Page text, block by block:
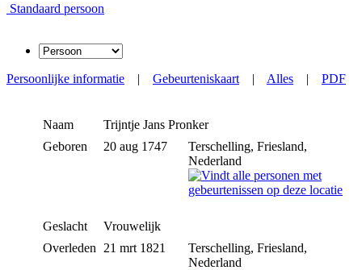
Standaard persoon
Persoonlijke informatie | Gebeurteniskaart | Alles | PDF
Naam Trijntje Jans Pronker
Geboren
20 aug 1747
Terschelling, Friesland,
Nederland
Geslacht
Vrouwelijk
Overleden
21 mrt 1821
Terschelling, Friesland,
Nederland